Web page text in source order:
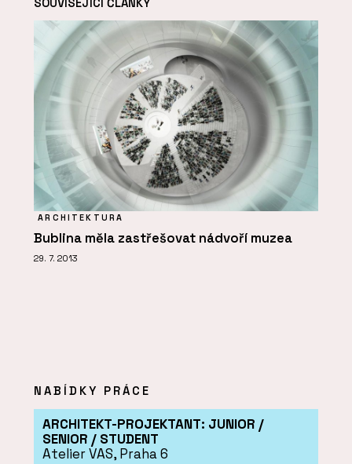
ARCHITEKTURA
Bublina měla zastřešovat nádvoří muzea
29. 7. 2013
NABÍDKY PRÁCE
ARCHITEKT-PROJEKTANT: JUNIOR /
SENIOR / STUDENT
Atelier VAS, Praha 6